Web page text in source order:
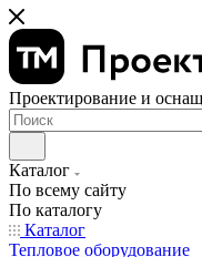
Проектирование и
Каталог
По всему сайту
По каталогу
Каталог
Тепловое оборудование